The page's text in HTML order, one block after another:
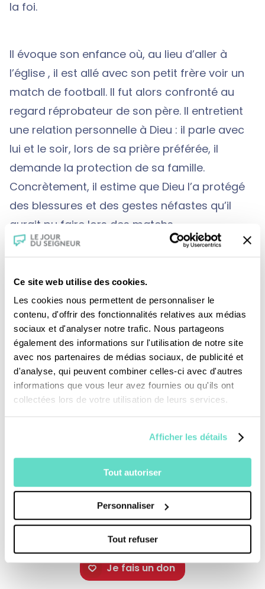
Ce site web utilise des cookies.
Les cookies nous permettent de personnaliser le
contenu, d'offrir des fonctionnalités relatives aux médias
sociaux et d'analyser notre trafic. Nous partageons
également des informations sur l'utilisation de notre site
avec nos partenaires de médias sociaux, de publicité et
d'analyse, qui peuvent combiner celles-ci avec d'autres
informations que vous leur avez fournies ou qu'ils ont
collectées lors de votre utilisation de leurs services.
Afficher les détails
Tout autoriser
Personnaliser
Tout refuser
la foi.
Il évoque son enfance où, au lieu d’aller à
l’église , il est allé avec son petit frère voir un
match de football. Il fut alors confronté au
regard réprobateur de son père. Il entretient
une relation personnelle à Dieu : il parle avec
lui et le soir, lors de sa prière préférée, il
demande la protection de sa famille.
Concrètement, il estime que Dieu l’a protégé
des blessures et des gestes néfastes qu’il
aurait pu faire lors des matchs.
Dans le milieu du football, il reconnaît que les
sportifs sont utilisés tant qu’ils sont bons,
sinon ils sont congédiés sans un
remerciement. Son plus beau souvenir de
football reste sa première apparition en
deuxième division.
Il souhaite transmettre des valeurs
d’honnêteté. De nos jours beaucoup de
personnes veulent obtenir du pouvoir sur les
autres, pourtant on n’emporte pas son
pouvoir dans le cercueil. Il exhorte enfin les
Je fais un don